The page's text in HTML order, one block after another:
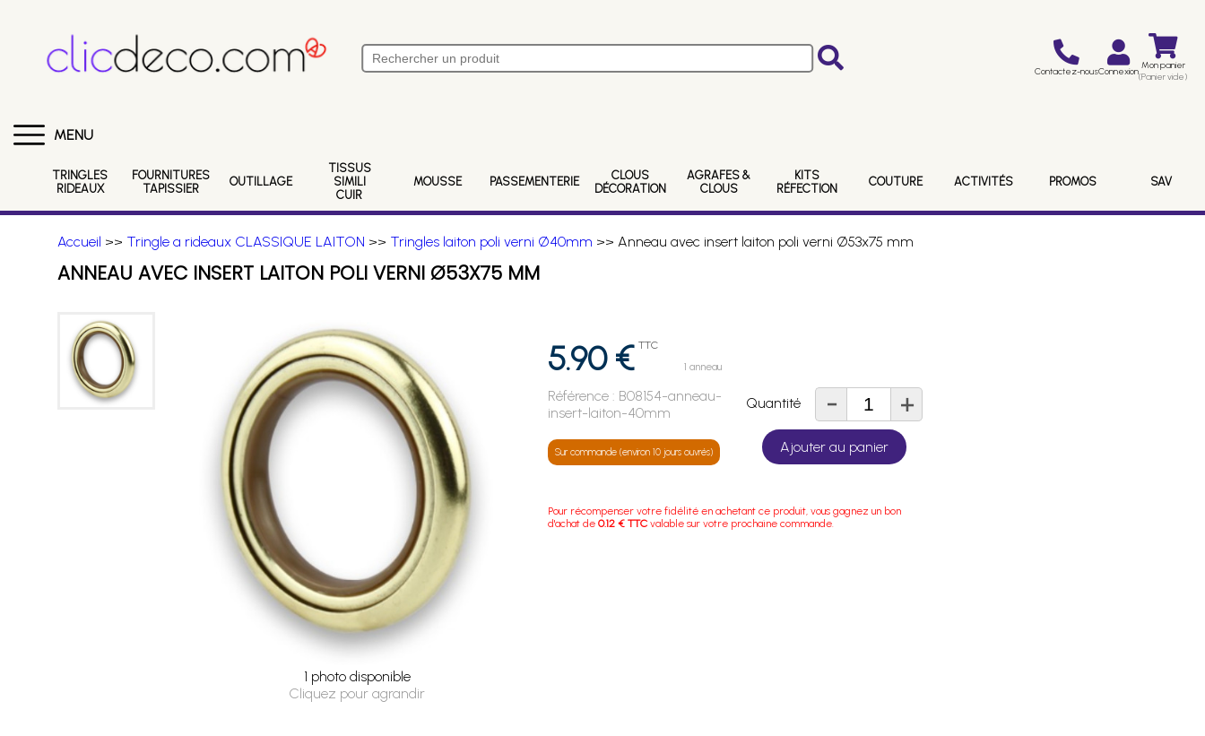
Contactez-nousConnexion Mon panier
(Panier vide)
MENU
TRINGLES
RIDEAUX
FOURNITURES
TAPISSIER
OUTILLAGE
TISSUS
SIMILI
CUIR
MOUSSE PASSEMENTERIE
CLOUS
DÉCORATION
AGRAFES &
CLOUS
KITS
RÉFECTION
COUTURE ACTIVITÉS PROMOS SAV
Accueil >> Tringle a rideaux CLASSIQUE LAITON >> Tringles laiton poli verni Ø40mm >> Anneau avec insert laiton poli verni Ø53x75 mm
ANNEAU AVEC INSERT LAITON POLI VERNI Ø53X75 MM
1 photo disponible
Cliquez pour agrandir
5.90 € TTC
1 anneau
Référence : B08154-anneau-
insert-laiton-40mm
Sur commande (environ 10 jours ouvrés)
Quantité - +
Ajouter au panier
Pour récompenser votre fidélité en achetant ce produit, vous gagnez un bon
d'achat de0.12 € TTC valable sur votre prochaine commande.